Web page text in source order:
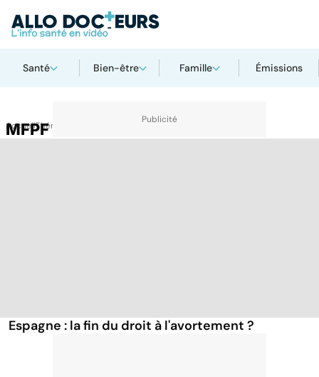
Santé Bien-être Famille Émissions
AccueilThématiques
MFPF
Espagne : la fin du droit à l'avortement ?